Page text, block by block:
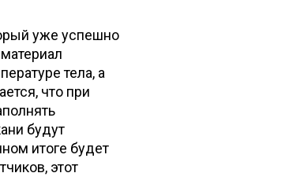
уже успешно
тела, а
что при
будут
итоге будет
этот